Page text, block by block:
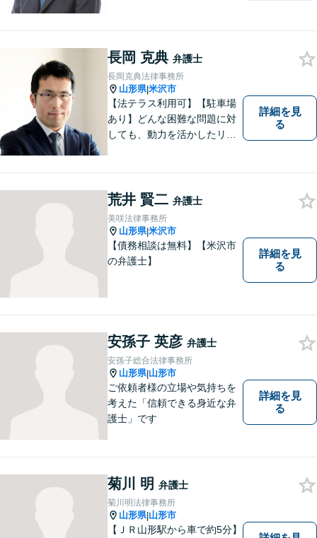
を常に意識し、依頼者のお悩
み解決に全力を注ぎます。ま
ずは、お気軽にご相談くださ
い。
長岡 克典 弁護士
長岡克典法律事務所
山形県|米沢市
【法テラス利用可】【駐車場
あり】どんな困難な問題に対
しても、動力を活かしたリー
るよう努力することで早期解
決を目指します。 お気軽にご
相談ください。
詳細を見
る
荒井 賢二 弁護士
美咲法律事務所
山形県|米沢市
【債務相談は無料】【米沢市
の弁護士】
詳細を見
る
安孫子 英彦 弁護士
安孫子総合法律事務所
山形県|山形市
ご依頼者様の立場や気持ちを
考えた「信頼できる身近な弁
護士」です
詳細を見
る
菊川 明 弁護士
菊川明法律事務所
山形県|山形市
【ＪＲ山形駅から車で約5分】